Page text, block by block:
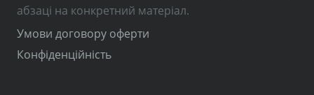
абзаці на конкретний матеріал.
Умови договору оферти
Конфіденційність